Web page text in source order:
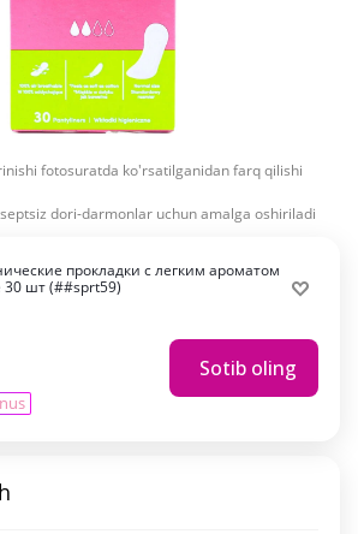
fotosuratda ko'rsatilganidan farq qilishi
dori-darmonlar uchun amalga oshiriladi
прокладки с легким ароматом
30 шт (##sprt59)
Sotib oling